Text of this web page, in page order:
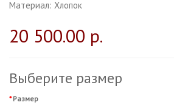
Материал: Хлопок
20 500.00 р.
Выберите размер
Размер